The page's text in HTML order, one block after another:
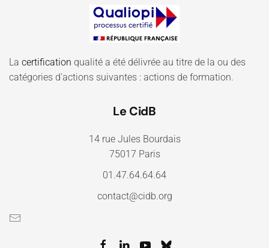
La certification qualité a été délivrée au titre de la ou des
catégories d'actions suivantes : actions de formation.
Le CidB
14 rue Jules Bourdais
75017 Paris
01.47.64.64.64
contact@cidb.org